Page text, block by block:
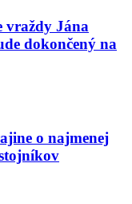
vraždy Jána
dokončený na
o najmenej